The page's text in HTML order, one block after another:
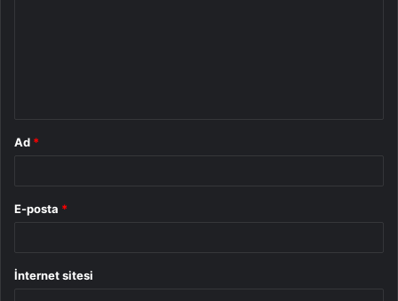
Ad *
E-posta *
İnternet sitesi